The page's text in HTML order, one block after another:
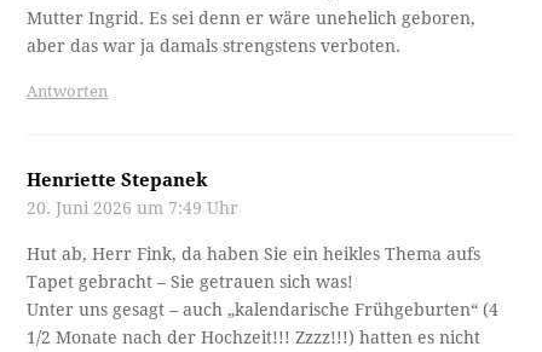
Mutter Ingrid. Es sei denn er wäre unehelich geboren,
aber das war ja damals strengstens verboten.
Antworten
Henriette Stepanek
20. Juni 2026 um 7:49 Uhr
Hut ab, Herr Fink, da haben Sie ein heikles Thema aufs
Tapet gebracht – Sie getrauen sich was!
Unter uns gesagt – auch „kalendarische Frühgeburten“ (4
1/2 Monate nach der Hochzeit!!! Zzzz!!!) hatten es nicht